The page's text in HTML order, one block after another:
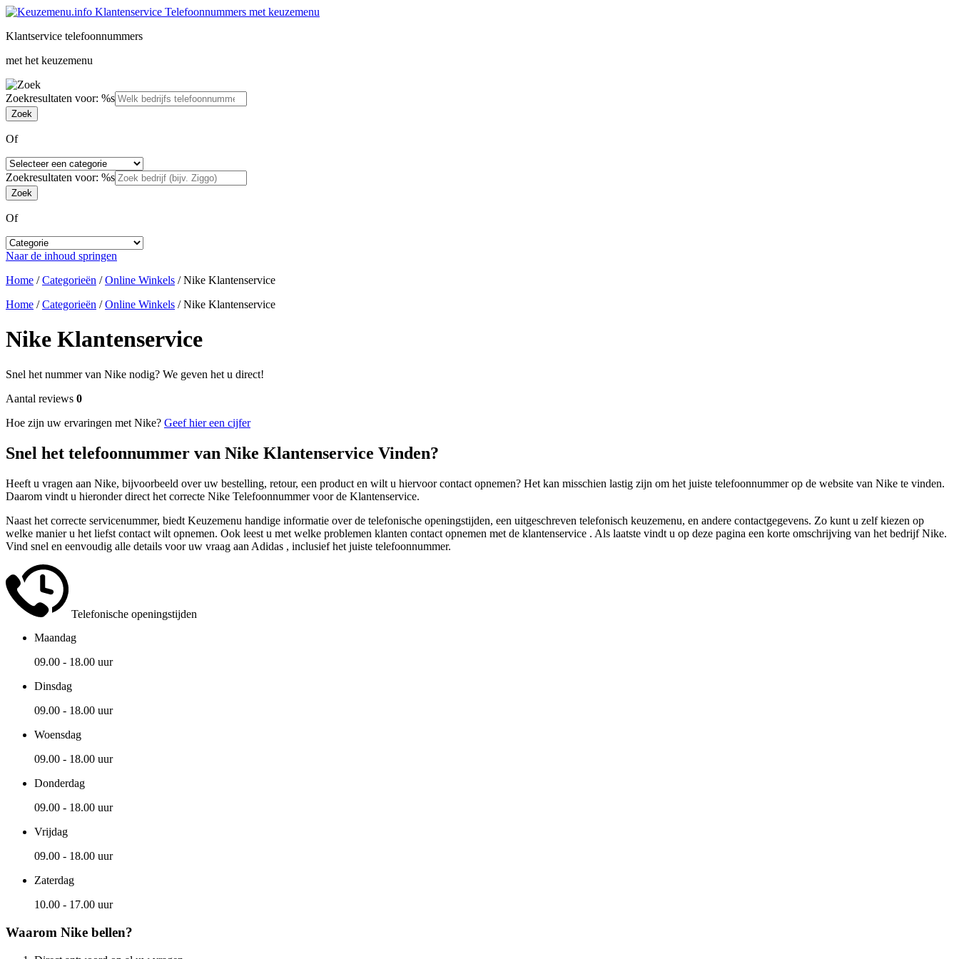
Klantservice telefoonnummers
met het keuzemenu
Zoekresultaten voor: %s
Of
Zoekresultaten voor: %s
Of
Naar de inhoud springen
Home /Categorieën /Online Winkels /Nike Klantenservice
Home /Categorieën /Online Winkels /Nike Klantenservice
Nike Klantenservice
Snel het nummer van Nike nodig? We geven het u direct!
Aantal reviews 0
Hoe zijn uw ervaringen met Nike? Geef hier een cijfer
Snel het telefoonnummer van Nike Klantenservice Vinden?
Heeft u vragen aan Nike, bijvoorbeeld over uw bestelling, retour, een product en wilt u hiervoor contact opnemen? Het kan misschien lastig zijn om het juiste telefoonnummer op de website van Nike te vinden.
Daarom vindt u hieronder direct het correcte Nike Telefoonnummer voor de Klantenservice.
Naast het correcte servicenummer, biedt Keuzemenu handige informatie over de telefonische openingstijden, een uitgeschreven telefonisch keuzemenu, en andere contactgegevens. Zo kunt u zelf kiezen op
welke manier u het liefst contact wilt opnemen. Ook leest u met welke problemen klanten contact opnemen met de klantenservice . Als laatste vindt u op deze pagina een korte omschrijving van het bedrijf Nike.
Vind snel en eenvoudig alle details voor uw vraag aan Adidas , inclusief het juiste telefoonnummer.
Telefonische openingstijden
Maandag
09.00 - 18.00 uur
Dinsdag
09.00 - 18.00 uur
Woensdag
09.00 - 18.00 uur
Donderdag
09.00 - 18.00 uur
Vrijdag
09.00 - 18.00 uur
Zaterdag
10.00 - 17.00 uur
Waarom Nike bellen?